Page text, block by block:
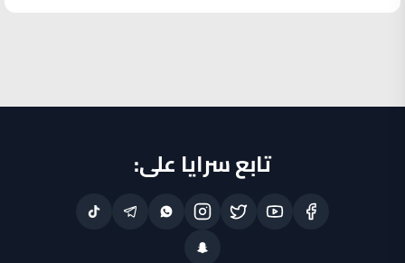
تابع سرايا على: